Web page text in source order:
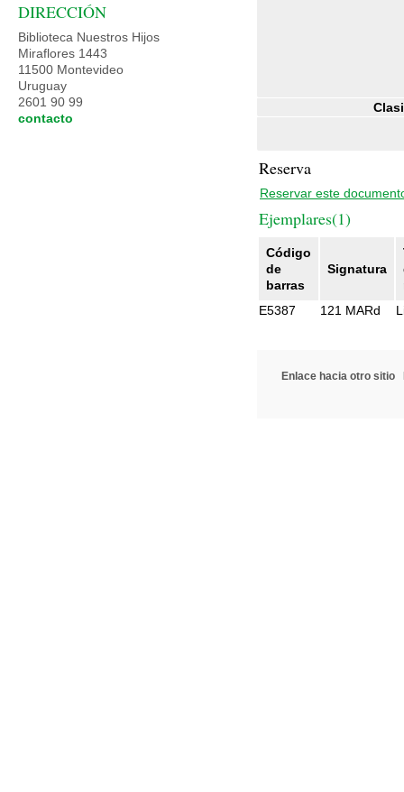
Reserva
Reservar este
Ejemplares(1)
Código
de
barras
Signatura
E5387
121 MARd
Enlace hacia otro sitio
DIRECCIÓN
Biblioteca Nuestros Hijos
Miraflores 1443
11500 Montevideo
Uruguay
2601 90 99
contacto